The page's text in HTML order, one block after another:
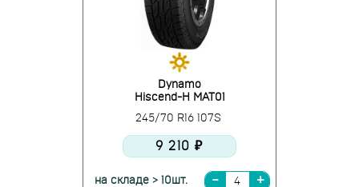
Dynamo
Hiscend-H MAT01
245/70 R16 107S
9 210 ₽
на складе > 10шт.